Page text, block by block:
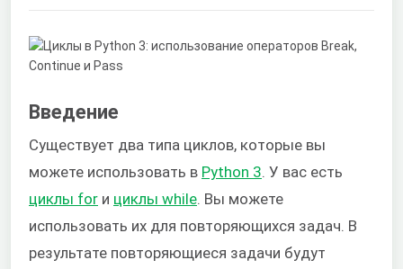
Введение
Существует два типа циклов, которые вы
можете использовать в Python 3 . У вас есть
циклы for и циклы while . Вы можете
использовать их для повторяющихся задач. В
результате повторяющиеся задачи будут